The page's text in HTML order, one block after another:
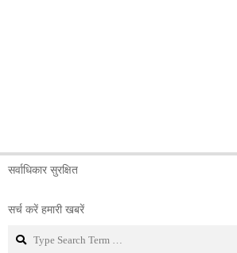
सर्वाधिकार सुरक्षित
सर्च करें हमारी खबरें